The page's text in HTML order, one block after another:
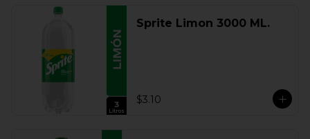
Sprite Limon 3000 ML.
$3.10